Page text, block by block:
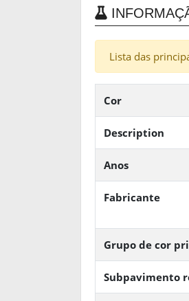
Lista das
Cor
Description
Anos
Fabricante
Grupo de cor
Subpavimento